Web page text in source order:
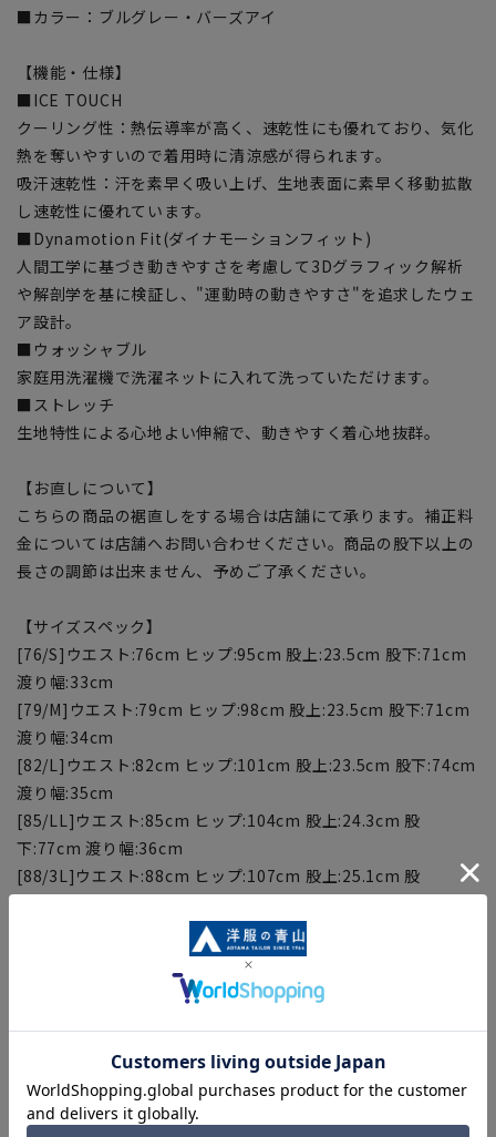
■カラー：ブルグレー・バーズアイ
【機能・仕様】
■ICE TOUCH
クーリング性：熱伝導率が高く、速乾性にも優れており、気化
熱を奪いやすいので着用時に清涼感が得られます。
吸汗速乾性：汗を素早く吸い上げ、生地表面に素早く移動拡散
し速乾性に優れています。
■Dynamotion Fit(ダイナモーションフィット)
人間工学に基づき動きやすさを考慮して3Dグラフィック解析
や解剖学を基に検証し、"運動時の動きやすさ"を追求したウェ
ア設計。
■ウォッシャブル
家庭用洗濯機で洗濯ネットに入れて洗っていただけます。
■ストレッチ
生地特性による心地よい伸縮で、動きやすく着心地抜群。
【お直しについて】
こちらの商品の裾直しをする場合は店舗にて承ります。補正料
金については店舗へお問い合わせください。商品の股下以上の
長さの調節は出来ません、予めご了承ください。
【サイズスペック】
[76/S]ウエスト:76cm ヒップ:95cm 股上:23.5cm 股下:71cm
渡り幅:33cm
[79/M]ウエスト:79cm ヒップ:98cm 股上:23.5cm 股下:71cm
渡り幅:34cm
[82/L]ウエスト:82cm ヒップ:101cm 股上:23.5cm 股下:74cm
渡り幅:35cm
[85/LL]ウエスト:85cm ヒップ:104cm 股上:24.3cm 股
下:77cm 渡り幅:36cm
[88/3L]ウエスト:88cm ヒップ:107cm 股上:25.1cm 股
【商品に関するご注意】
■商品画像はサンプルのため、色味やサイズ等の仕様に変更が
部、商品現物におすすめサイズ(ヌードサイズ)を記載している
商品もございます。
■ゆとり感には個人差があります。サイズ表を確認の上、ご購